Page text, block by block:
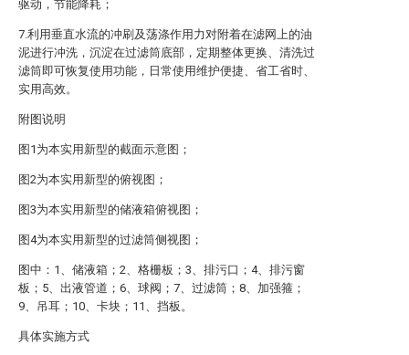
驱动，节能降耗；
7.利用垂直水流的冲刷及荡涤作用力对附着在滤网上的油
泥进行冲洗，沉淀在过滤筒底部，定期整体更换、清洗过
滤筒即可恢复使用功能，日常使用维护便捷、省工省时、
实用高效。
附图说明
图1为本实用新型的截面示意图；
图2为本实用新型的俯视图；
图3为本实用新型的储液箱俯视图；
图4为本实用新型的过滤筒侧视图；
图中：1、储液箱；2、格栅板；3、排污口；4、排污窗
板；5、出液管道；6、球阀；7、过滤筒；8、加强箍；
9、吊耳；10、卡块；11、挡板。
具体实施方式